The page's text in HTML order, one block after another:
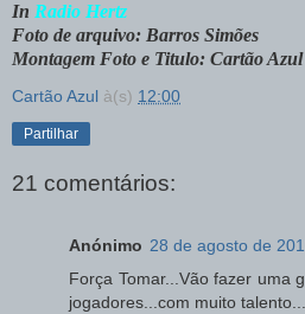
In Radio Hertz
Foto de arquivo: Barros Simões
Montagem Foto e Titulo: Cartão Azul
Cartão Azul à(s) 12:00
Partilhar
21 comentários:
Anónimo 28 de agosto de
Força Tomar...Vão fazer uma
jogadores...com muito talento...